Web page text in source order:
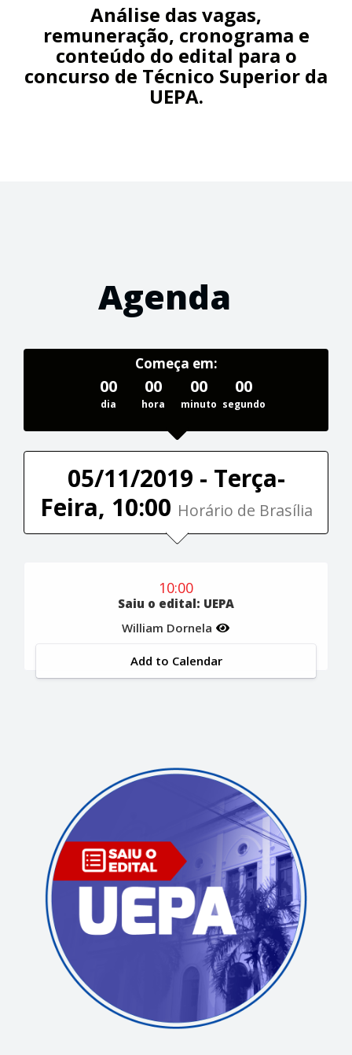
Análise das vagas,
remuneração, cronograma e
conteúdo do edital para o
concurso de Técnico Superior da
UEPA.
Agenda
Começa em:
00
dia
00
hora
00
minuto
00
segundo
05/11/2019 - Terça-
Feira, 10:00 Horário de Brasília
10:00
Saiu o edital: UEPA
William Dornela
Add to Calendar